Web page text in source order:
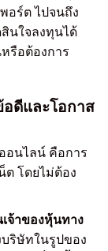
อร์ต ไปจนถึง
นใจลงทุนได้
รือต้องการ
ดีและโอกาส
อนไลน์ คือการ
ต โดยไม่ต้อง
จ้าของหุ้นทาง
ริษัทในรูปของ